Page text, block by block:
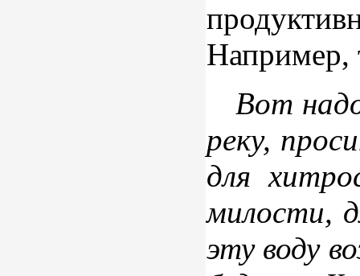
Например,
Вот
реку,
для
милости,
эту воду